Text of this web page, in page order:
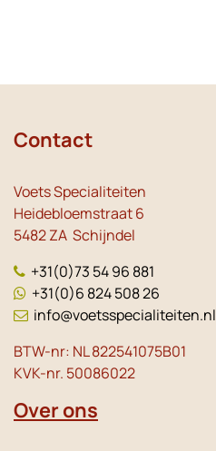
Contact
Voets Specialiteiten
Heidebloemstraat 6
5482 ZA Schijndel
+31(0)73 54 96 881
+31(0)6 824 508 26
info@voetsspecialiteiten.nl
BTW-nr: NL 822541075B01
KVK-nr. 50086022
Over ons